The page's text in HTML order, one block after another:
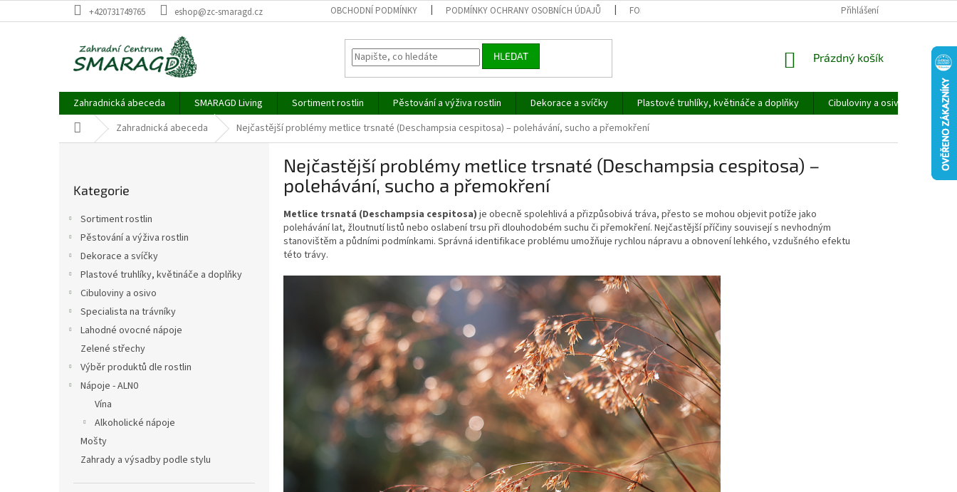
na
+420731749765 eshop@zc-smaragd.cz OBCHODNÍ PODMÍNKY PODMÍNKY OCHRANY OSOBNÍCH ÚDAJŮ FORMULÁŘ PRO UPLATNĚNÍ REKLAMACE REKLAMAČNÍ ŘÁD
Přihlášení
HLEDAT
NÁKUPNÍ
Prázdný košík
Zahradnická abeceda SMARAGD Living Sortiment rostlin Pěstování a výživa rostlin Dekorace a svíčky Plastové truhlíky, květináče a doplňky Cibuloviny a osivo
Domů Zahradnická abeceda Nejčastější problémy metlice trsnaté (Deschampsia cespitosa) – polehávání, sucho a přemokření
kategorie
Kategorie
Sortiment rostlin
Pěstování a výživa rostlin
Dekorace a svíčky
Plastové truhlíky, květináče a doplňky
Cibuloviny a osivo
Specialista na trávníky
Lahodné ovocné nápoje
Zelené střechy
Výběr produktů dle rostlin
Nápoje - ALN0
Vína
Alkoholické nápoje
Mošty
Zahrady a výsadby podle stylu
Nejčastější problémy metlice trsnaté (Deschampsia cespitosa) –
polehávání, sucho a přemokření
Metlice trsnatá (Deschampsia cespitosa) je obecně spolehlivá a přizpůsobivá tráva, přesto se mohou objevit potíže jako
polehávání lat, žloutnutí listů nebo oslabení trsu při dlouhodobém suchu či přemokření. Nejčastější příčiny souvisejí s nevhodným
stanovištěm a půdními podmínkami. Správná identifikace problému umožňuje rychlou nápravu a obnovení lehkého, vzdušného efektu
této trávy.